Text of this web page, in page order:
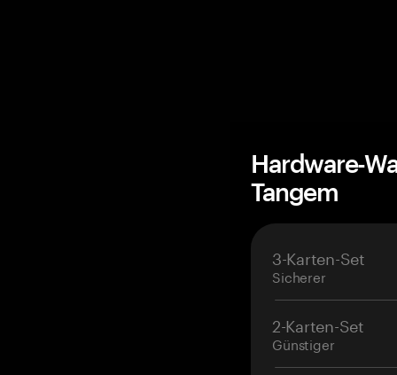
Hardware-
Tangem
3-Karten-Set
Sicherer
2-Karten-Set
Günstiger